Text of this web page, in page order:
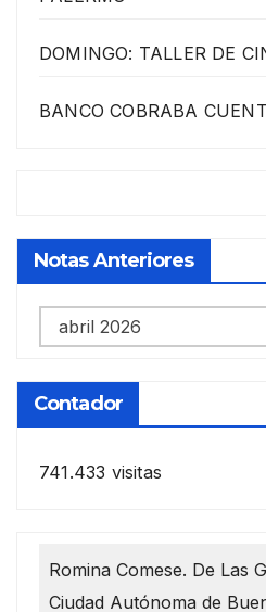
DOMINGO: TALLER DE
BANCO COBRABA
Notas Anteriores
Notas
anteriores
Contador
741.433 visitas
Romina Comese. De Las
Ciudad Autónoma de